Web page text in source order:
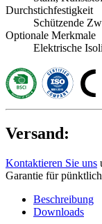
Durchstichfestigkeit
Schützende
Optionale Merkmale
Elektrische
Versand:
Kontaktieren Sie uns
Garantie für
Beschreibung
Downloads